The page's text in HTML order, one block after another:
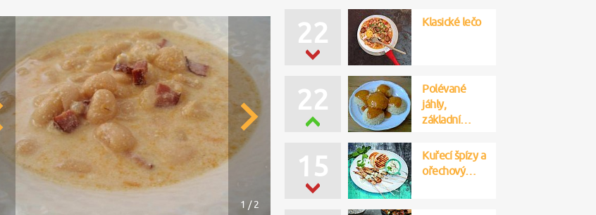
1 / 2
22 Klasické lečo
22
Polévané
jáhly,
základní…
15
Kuřecí špízy a
ořechový…